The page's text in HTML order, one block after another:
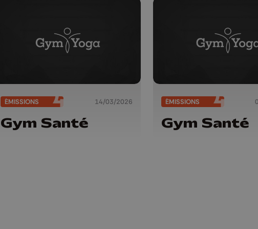
ÉMISSIONS 14/03/2026
Gym Santé
ÉMISSIONS
Gym Santé